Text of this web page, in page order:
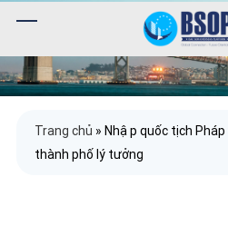
Trang chủ » Nhập quốc tịch
thành phố lý tưởng